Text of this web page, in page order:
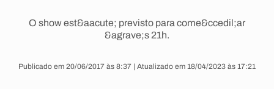
O show est&aacute; previsto para come&ccedil;ar
&agrave;s 21h.
Publicado em 20/06/2017 às 8:37 | Atualizado em 18/04/2023 às 17:21